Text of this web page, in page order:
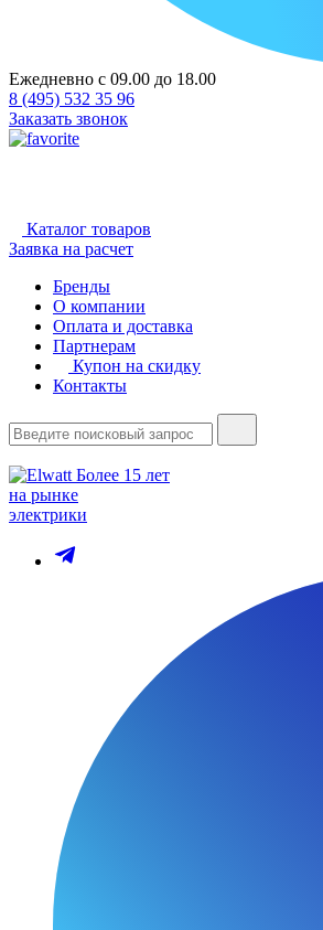
Ежедневно с 09.00 до 18.00
8 (495) 532 35 96
Заказать звонок
Каталог товаров
Заявка на расчет
Бренды
О компании
Оплата и доставка
Партнерам
Купон на скидку
Контакты
Более 15 лет
на рынке
электрики